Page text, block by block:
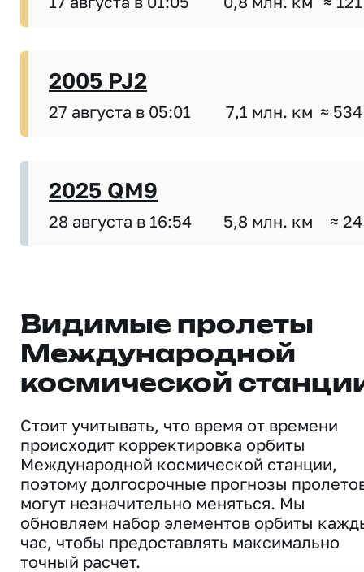
2005 PJ2
27 августа в 05:01 7,1 млн. км ≈
2025 QM9
28 августа в 16:54 5,8 млн. км ≈
Видимые пролеты
Международной
космической
Стоит учитывать, что время от времени
происходит корректировка орбиты
Международной космической станции,
поэтому долгосрочные прогнозы
могут незначительно меняться. Мы
обновляем набор элементов орбиты
час, чтобы предоставлять максимально
точный расчет.